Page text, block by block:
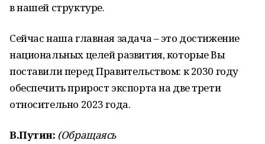
в нашей структуре.
Сейчас наша главная задача – это достижение
национальных целей развития, которые Вы
поставили перед Правительством: к 2030 году
обеспечить прирост экспорта на две трети
относительно 2023 года.
В.Путин: (Обращаясь